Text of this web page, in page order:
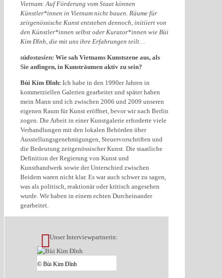
Vietnam: Auf Förderung vom Staat können
Künstler*innen in Vietnam nicht bauen. Räume für
zeitgenössische Kunst entstehen dennoch, initiiert von
den Künstler*innen selbst oder Kurator*innen wie Bùi
Kim Đĩnh, die mit uns ihre Erfahrungen teilt…
südostasien: Wie sah Vietnams Kunstszene aus, als
Sie anfingen, in Kunsträumen aktiv zu sein?
Bùi Kim Đĩnh: Ich habe in den 1990er Jahren in
kommerziellen Galerien gearbeitet und später haben
mein Mann und ich zwischen 2006 und 2009 unseren
eigenen Raum für Kunst eröffnet, bevor wir nach Berlin
zogen. Die Arbeit in einer Kunstgalerie erforderte viele
Verhandlungen mit den lokalen Behörden über
Ausstellungsgenehmigungen, Steuervorschriften und
die Bedeutung zeitgenössischer Kunst. Die staatliche
Definition der Regierung von Kunst und
Kunsthandwerk sowie der Unterschied zwischen
Beidem waren nicht klar. Es war auch schwer zu sagen,
was als politisch, reaktionär oder kritisch angesehen
wurde. Wir haben in einem echten Durcheinander
gearbeitet.
Unser Interviewpartnerin:
© Bùi Kim Đĩnh